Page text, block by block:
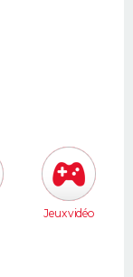
Jeux vidéo